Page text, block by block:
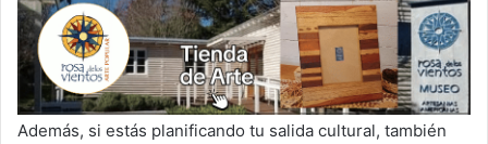
Además, si estás planificando tu salida cultural, también